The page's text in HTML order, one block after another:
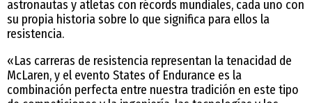
astronautas y atletas con récords mundiales, cada uno con
su propia historia sobre lo que significa para ellos la
resistencia.
«Las carreras de resistencia representan la tenacidad de
McLaren, y el evento States of Endurance es la
combinación perfecta entre nuestra tradición en este tipo